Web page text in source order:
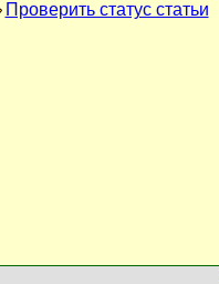
Проверить статус статьи